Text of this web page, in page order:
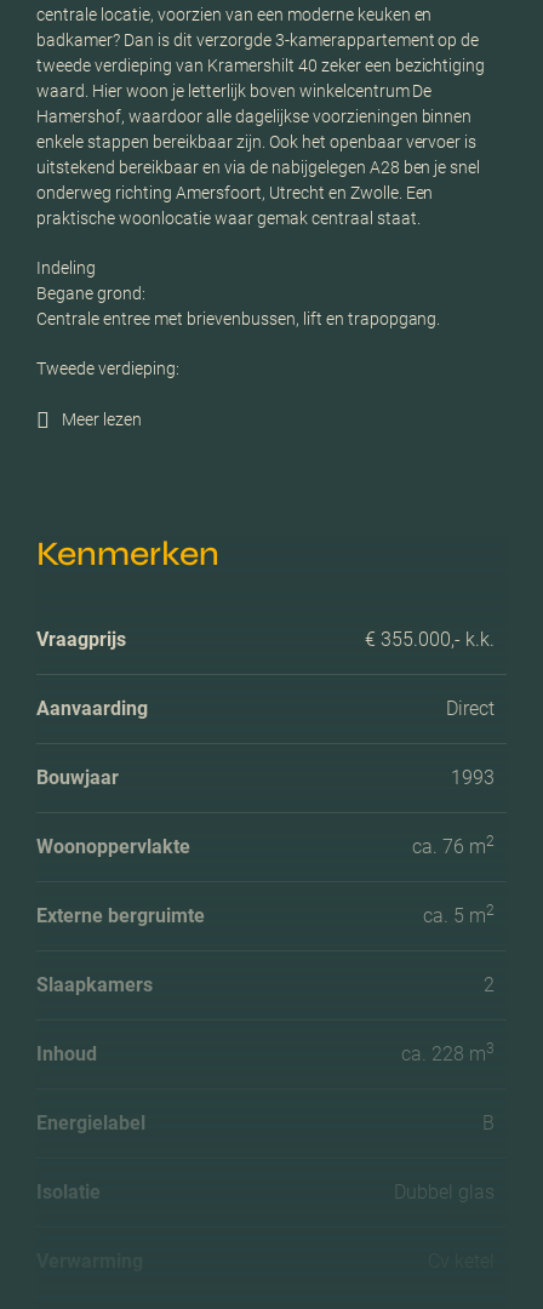
centrale locatie, voorzien van een moderne keuken en
badkamer? Dan is dit verzorgde 3-kamerappartement op de
tweede verdieping van Kramershilt 40 zeker een bezichtiging
waard. Hier woon je letterlijk boven winkelcentrum De
Hamershof, waardoor alle dagelijkse voorzieningen binnen
enkele stappen bereikbaar zijn. Ook het openbaar vervoer is
uitstekend bereikbaar en via de nabijgelegen A28 ben je snel
onderweg richting Amersfoort, Utrecht en Zwolle. Een
praktische woonlocatie waar gemak centraal staat.
Indeling
Begane grond:
Centrale entree met brievenbussen, lift en trapopgang.
Tweede verdieping:
Meer lezen
Kenmerken
Vraagprijs € 355.000,- k.k.
Aanvaarding Direct
Bouwjaar 1993
Woonoppervlakte ca. 76 m2
Externe bergruimte ca. 5 m2
Slaapkamers 2
Inhoud ca. 228 m3
Energielabel B
Isolatie Dubbel glas